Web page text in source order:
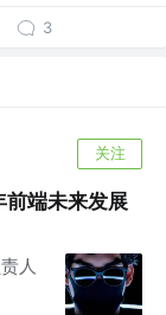
3
关注
端未来发展
人